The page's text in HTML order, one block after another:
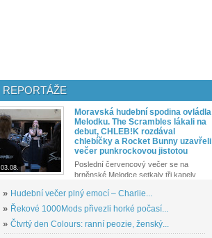
REPORTÁŽE
03.08.
Moravská hudební spodina ovládla
Melodku. The Scrambles lákali na
debut, CHLEB!K rozdával
chlebíčky a Rocket Bunny uzavřeli
večer punkrockovou jistotou
Poslední červencový večer se na
brněnské Melodce setkaly tři kapely...
» Hudební večer plný emocí – Charlie...
» Řekové 1000Mods přivezli horké počasí...
» Čtvrtý den Colours: ranní peozie, ženský...